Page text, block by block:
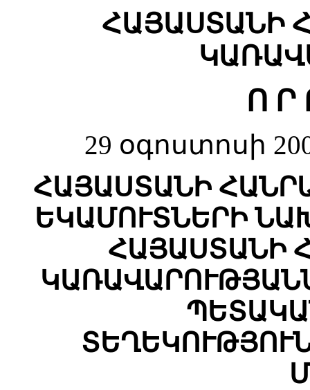
ՀԱՅԱՍՏԱՆԻ
Ո Ր
29 օգոստոսի
ՀԱՅԱՍՏԱՆԻ
ԵԿԱՄՈՒՏՆԵՐԻ
ՀԱՅԱՍՏԱՆԻ